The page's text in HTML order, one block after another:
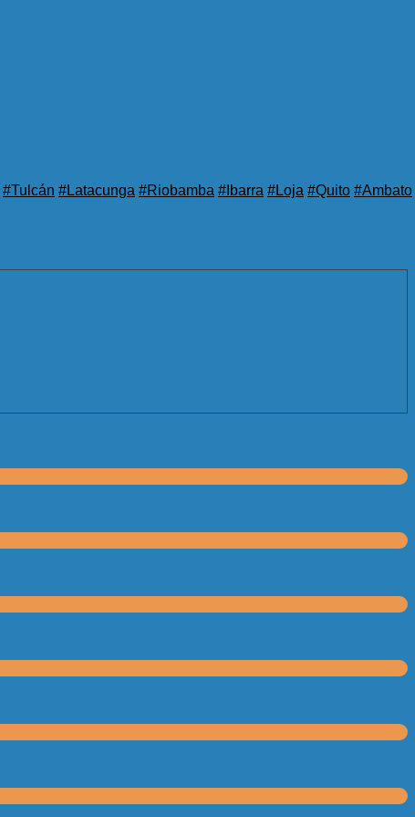
#Tulcán #Latacunga #Riobamba #Ibarra #Loja #Quito #Ambato